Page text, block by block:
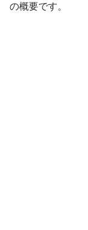
の概要です。